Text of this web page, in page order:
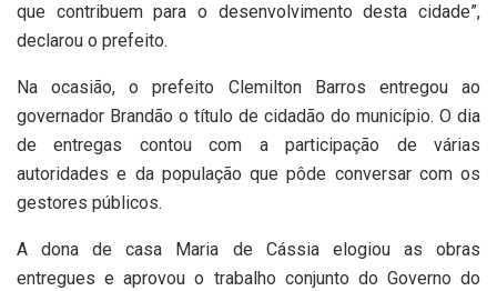
que contribuem para o desenvolvimento desta cidade”,
declarou o prefeito.
Na ocasião, o prefeito Clemilton Barros entregou ao
governador Brandão o título de cidadão do município. O dia
de entregas contou com a participação de várias
autoridades e da população que pôde conversar com os
gestores públicos.
A dona de casa Maria de Cássia elogiou as obras
entregues e aprovou o trabalho conjunto do Governo do